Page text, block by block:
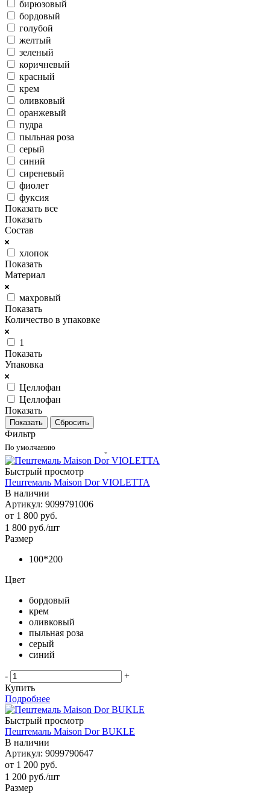
бирюзовый
бордовый
голубой
желтый
зеленый
коричневый
красный
крем
оливковый
оранжевый
пудра
пыльная роза
серый
синий
сиреневый
фиолет
фуксия
Показать все
Показать
Состав
хлопок
Показать
Материал
махровый
Показать
Количество в упаковке
1
Показать
Упаковка
Целлофан
Целлофан
Показать
Сбросить
Фильтр
По умолчанию
Быстрый просмотр
Пештемаль Maison Dor VIOLETTA
В наличии
Артикул: 9099791006
от 1 800 руб.
1 800 руб./шт
Размер
100*200
Цвет
бордовый
крем
оливковый
пыльная роза
серый
синий
-
+
Купить
Подробнее
Быстрый просмотр
Пештемаль Maison Dor BUKLE
В наличии
Артикул: 9099790647
от 1 200 руб.
1 200 руб./шт
Размер